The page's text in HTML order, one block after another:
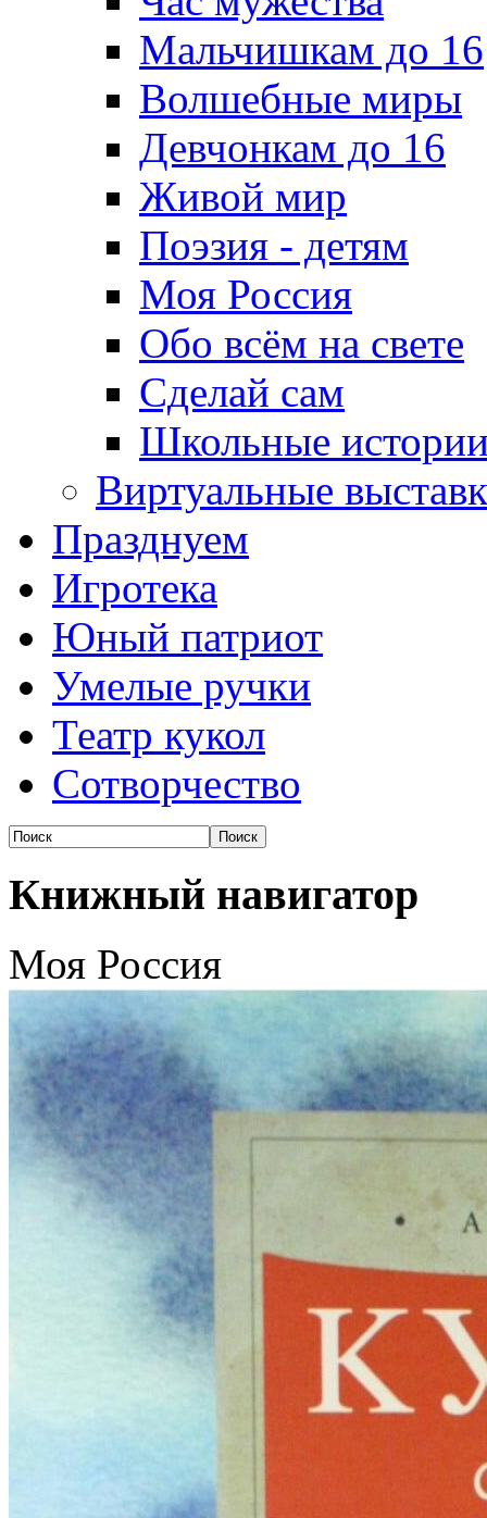
Мальчишкам до 16
Волшебные миры
Девчонкам до 16
Живой мир
Поэзия - детям
Моя Россия
Обо всём на свете
Сделай сам
Школьные
Виртуальные
Празднуем
Игротека
Юный патриот
Умелые ручки
Театр кукол
Сотворчество
Книжный навигатор
Моя Россия